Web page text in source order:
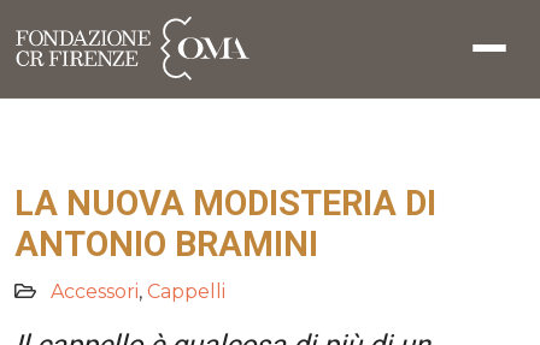
LA NUOVA MODISTERIA DI
ANTONIO BRAMINI
Accessori, Cappelli